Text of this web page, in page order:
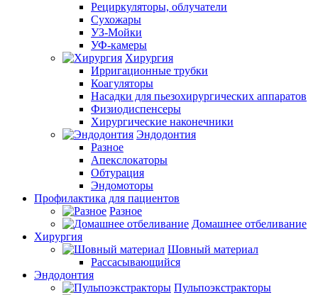
Рециркуляторы, облучатели
Сухожары
УЗ-Мойки
УФ-камеры
Хирургия
Ирригационные трубки
Коагуляторы
Насадки для пьезохирургических аппаратов
Физиодиспенсеры
Хирургические наконечники
Эндодонтия
Разное
Апекслокаторы
Обтурация
Эндомоторы
Профилактика для пациентов
Разное
Домашнее отбеливание
Хирургия
Шовный материал
Рассасывающийся
Эндодонтия
Пульпоэкстракторы